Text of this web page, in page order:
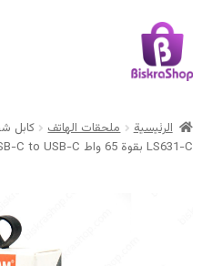
Skip
to
navigation
Skip
to
content
المتجر
الرئيسية ملحقات الهاتف
LS631-C بقوة 65 واط USB-C to USB-C